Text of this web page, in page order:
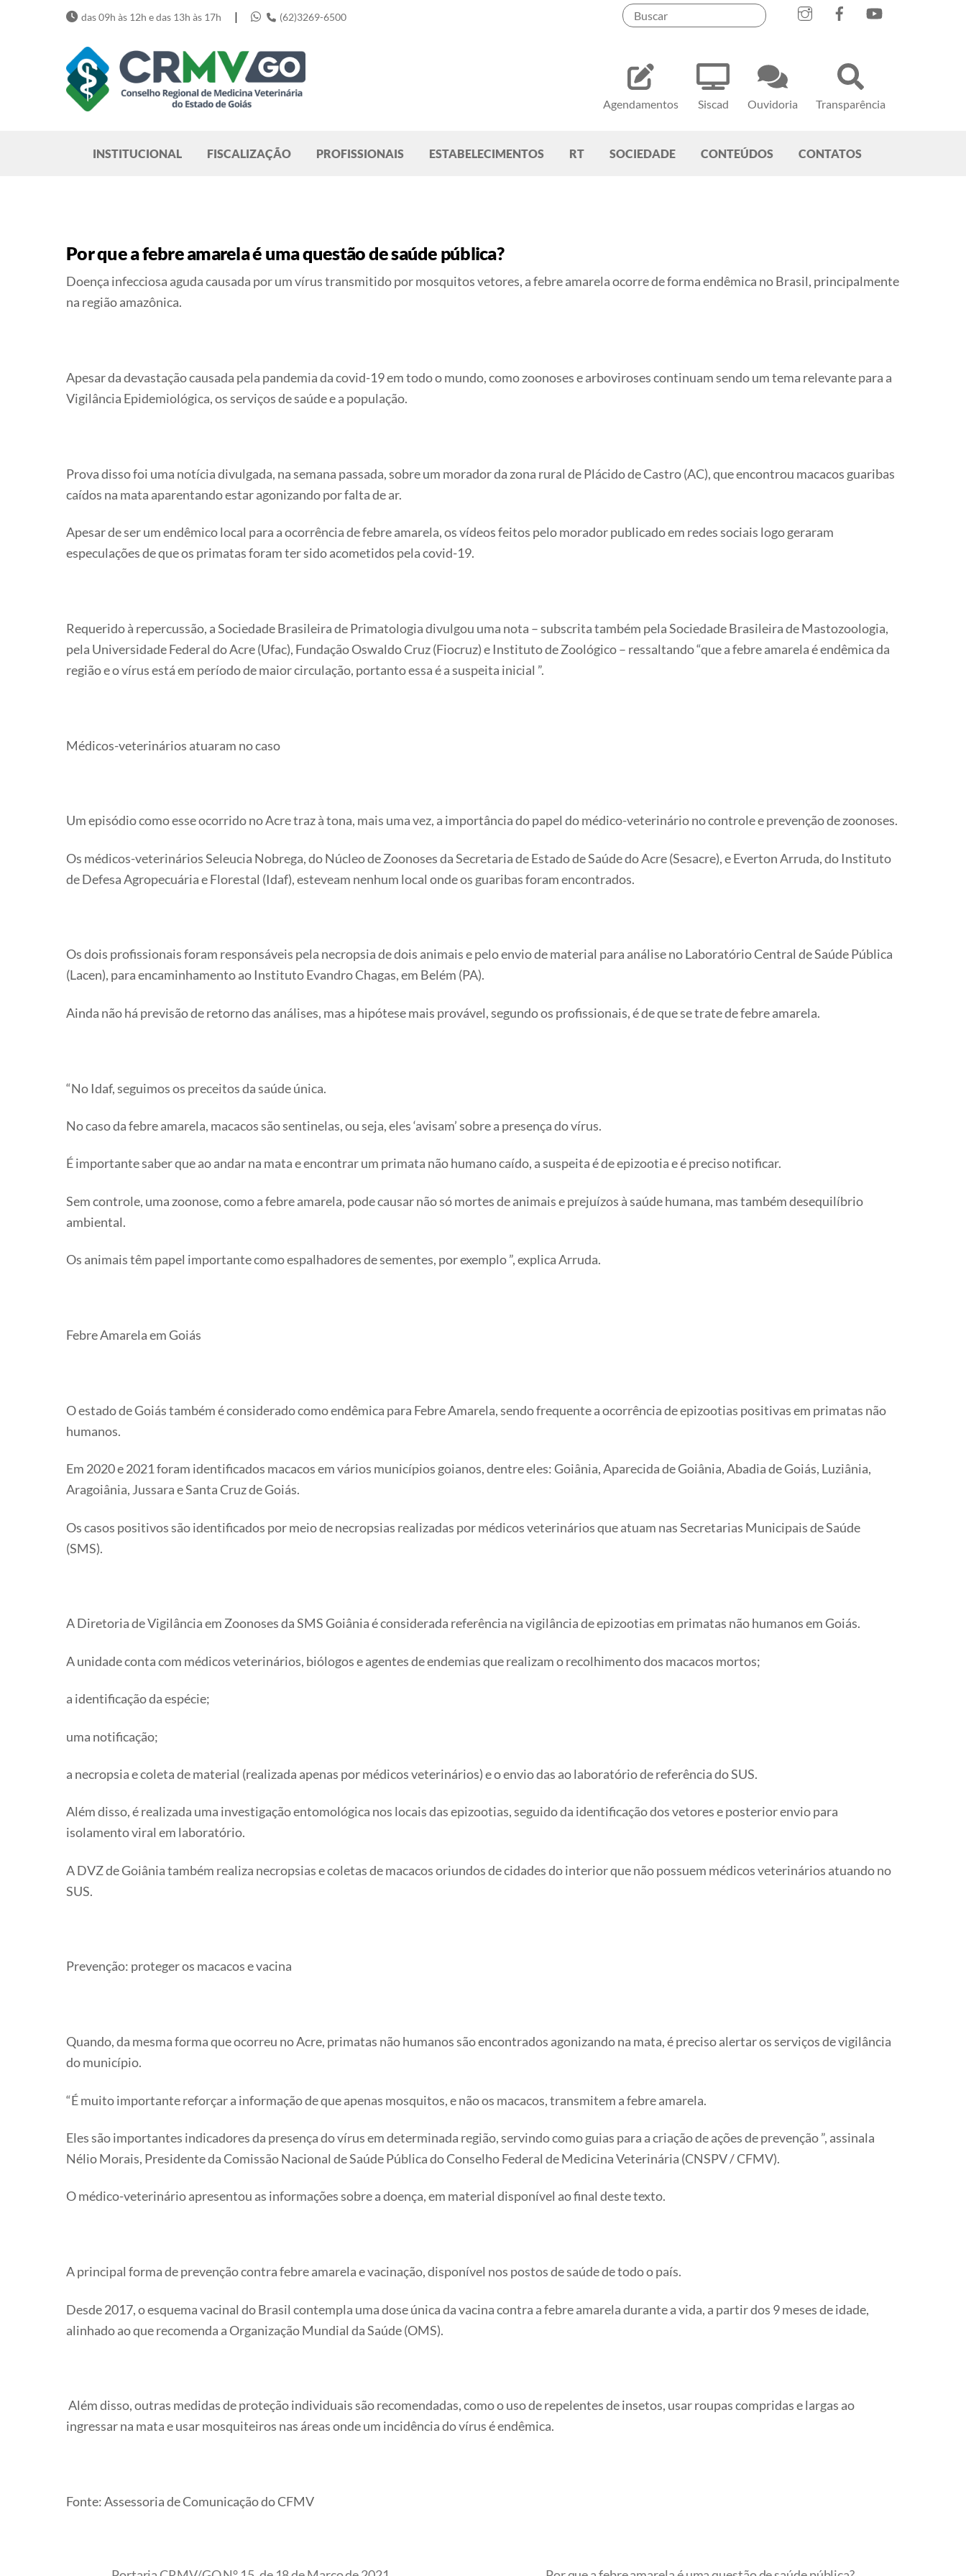
Agendamentos Siscad Ouvidoria Transparência
das 09h às 12h e das 13h às 17h | (62)3269-6500
INSTITUCIONAL FISCALIZAÇÃO PROFISSIONAIS ESTABELECIMENTOS RT SOCIEDADE CONTEÚDOS CONTATOS
Por que a febre amarela é uma questão de saúde pública?
Doença infecciosa aguda causada por um vírus transmitido por mosquitos vetores, a febre amarela ocorre de forma endêmica no Brasil, principalmente
na região amazônica.
Apesar da devastação causada pela pandemia da covid-19 em todo o mundo, como zoonoses e arboviroses continuam sendo um tema relevante para a
Vigilância Epidemiológica, os serviços de saúde e a população.
Prova disso foi uma notícia divulgada, na semana passada, sobre um morador da zona rural de Plácido de Castro (AC), que encontrou macacos guaribas
caídos na mata aparentando estar agonizando por falta de ar.
Apesar de ser um endêmico local para a ocorrência de febre amarela, os vídeos feitos pelo morador publicado em redes sociais logo geraram
especulações de que os primatas foram ter sido acometidos pela covid-19.
Requerido à repercussão, a Sociedade Brasileira de Primatologia divulgou uma nota – subscrita também pela Sociedade Brasileira de Mastozoologia,
pela Universidade Federal do Acre (Ufac), Fundação Oswaldo Cruz (Fiocruz) e Instituto de Zoológico – ressaltando “que a febre amarela é endêmica da
região e o vírus está em período de maior circulação, portanto essa é a suspeita inicial ”.
Médicos-veterinários atuaram no caso
Um episódio como esse ocorrido no Acre traz à tona, mais uma vez, a importância do papel do médico-veterinário no controle e prevenção de zoonoses.
Os médicos-veterinários Seleucia Nobrega, do Núcleo de Zoonoses da Secretaria de Estado de Saúde do Acre (Sesacre), e Everton Arruda, do Instituto
de Defesa Agropecuária e Florestal (Idaf), esteveam nenhum local onde os guaribas foram encontrados.
Os dois profissionais foram responsáveis pela necropsia de dois animais e pelo envio de material para análise no Laboratório Central de Saúde Pública
(Lacen), para encaminhamento ao Instituto Evandro Chagas, em Belém (PA).
Ainda não há previsão de retorno das análises, mas a hipótese mais provável, segundo os profissionais, é de que se trate de febre amarela.
“No Idaf, seguimos os preceitos da saúde única.
No caso da febre amarela, macacos são sentinelas, ou seja, eles ‘avisam’ sobre a presença do vírus.
É importante saber que ao andar na mata e encontrar um primata não humano caído, a suspeita é de epizootia e é preciso notificar.
Sem controle, uma zoonose, como a febre amarela, pode causar não só mortes de animais e prejuízos à saúde humana, mas também desequilíbrio
ambiental.
Os animais têm papel importante como espalhadores de sementes, por exemplo ”, explica Arruda.
Febre Amarela em Goiás
O estado de Goiás também é considerado como endêmica para Febre Amarela, sendo frequente a ocorrência de epizootias positivas em primatas não
humanos.
Em 2020 e 2021 foram identificados macacos em vários municípios goianos, dentre eles: Goiânia, Aparecida de Goiânia, Abadia de Goiás, Luziânia,
Aragoiânia, Jussara e Santa Cruz de Goiás.
Os casos positivos são identificados por meio de necropsias realizadas por médicos veterinários que atuam nas Secretarias Municipais de Saúde
(SMS).
A Diretoria de Vigilância em Zoonoses da SMS Goiânia é considerada referência na vigilância de epizootias em primatas não humanos em Goiás.
A unidade conta com médicos veterinários, biólogos e agentes de endemias que realizam o recolhimento dos macacos mortos;
a identificação da espécie;
uma notificação;
a necropsia e coleta de material (realizada apenas por médicos veterinários) e o envio das ao laboratório de referência do SUS.
Além disso, é realizada uma investigação entomológica nos locais das epizootias, seguido da identificação dos vetores e posterior envio para
isolamento viral em laboratório.
A DVZ de Goiânia também realiza necropsias e coletas de macacos oriundos de cidades do interior que não possuem médicos veterinários atuando no
SUS.
Prevenção: proteger os macacos e vacina
Quando, da mesma forma que ocorreu no Acre, primatas não humanos são encontrados agonizando na mata, é preciso alertar os serviços de vigilância
do município.
“É muito importante reforçar a informação de que apenas mosquitos, e não os macacos, transmitem a febre amarela.
Eles são importantes indicadores da presença do vírus em determinada região, servindo como guias para a criação de ações de prevenção ”, assinala
Nélio Morais, Presidente da Comissão Nacional de Saúde Pública do Conselho Federal de Medicina Veterinária (CNSPV / CFMV).
O médico-veterinário apresentou as informações sobre a doença, em material disponível ao final deste texto.
A principal forma de prevenção contra febre amarela e vacinação, disponível nos postos de saúde de todo o país.
Desde 2017, o esquema vacinal do Brasil contempla uma dose única da vacina contra a febre amarela durante a vida, a partir dos 9 meses de idade,
alinhado ao que recomenda a Organização Mundial da Saúde (OMS).
Além disso, outras medidas de proteção individuais são recomendadas, como o uso de repelentes de insetos, usar roupas compridas e largas ao
ingressar na mata e usar mosquiteiros nas áreas onde um incidência do vírus é endêmica.
Fonte: Assessoria de Comunicação do CFMV